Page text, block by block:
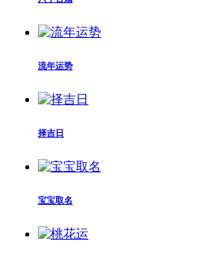
流年运势
择吉日
宝宝取名